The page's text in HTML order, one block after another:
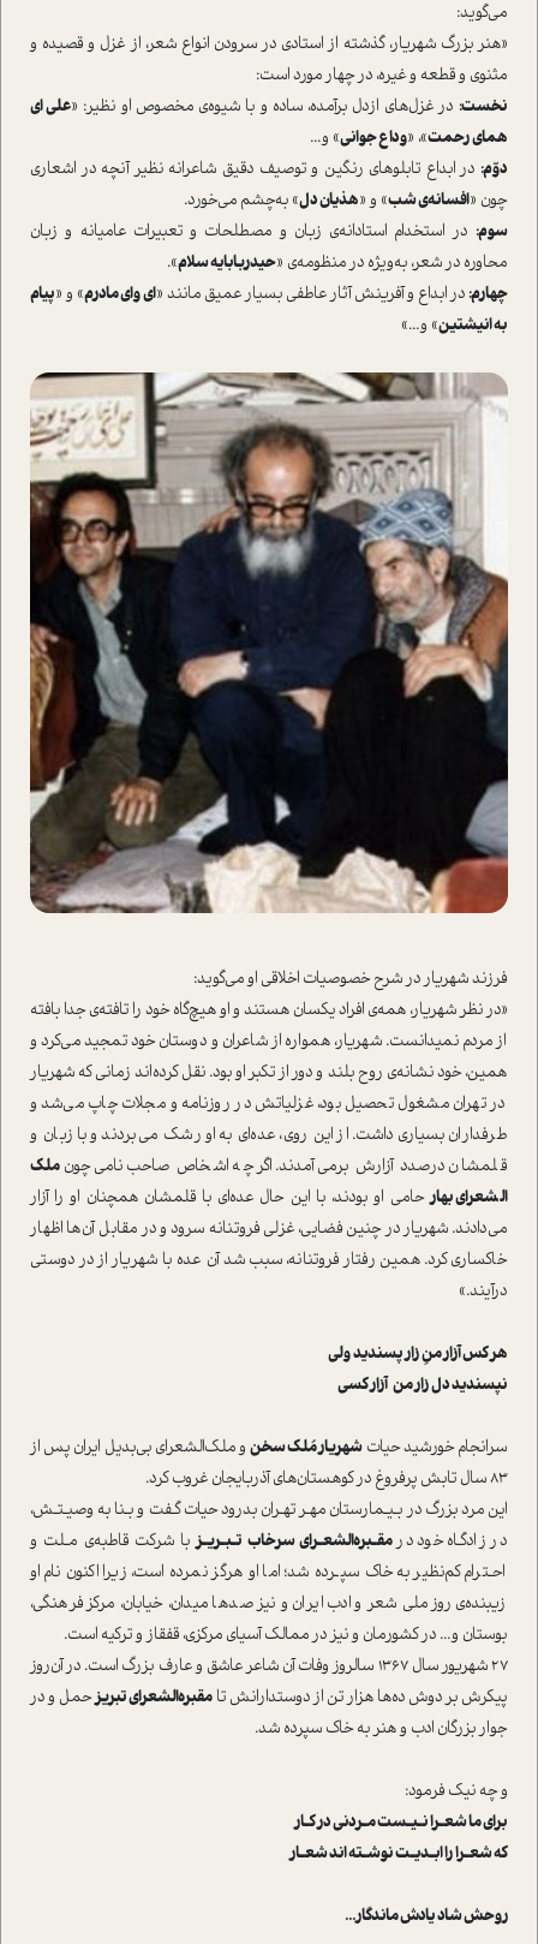
می‌گوید:
«هنر بزرگ شهریار، گذشته از استادی در سرودن انواع شعر، از غزل و قصیده و
مثنوی و قطعه و غیره، در چهار مورد است:
نخست: در غزل‌های ازدل‌ برآمده، ساده و با شیوه‌ی مخصوص او نظیر: «علی‌ ای
همای رحمت»، «وداع جوانی» و...
دوّم: در ابداع تابلوهای رنگین و توصیف دقیق شاعرانه نظیر آنچه در اشعاری
چون «افسانه‌ی شب» و «هذیان دل» به‌چشم می‌خورد.
سوم: در استخدام استادانه‌ی زبان و مصطلحات و تعبیرات عامیانه و زبان
محاوره در شعر، به‌ویژه در منظومه‌ی «حیدربابایه سلام».
چهارم:در ابداع و آفرینش آثار عاطفی بسیار عمیق مانند «ای وای مادرم» و «پیام
به انیشتین» و...»
فرزند شهریار در شرح خصوصیات اخلاقی او می‌گوید:
«در نظر شهریار، همه‌ی افراد یکسان هستند و او هیچ‌گاه خود را تافته‌ی جدا بافته
از مردم نمی‏دانست. شهریار، همواره از شاعران و دوستان خود تمجید می‏‌کرد و
همین، خود نشانه‌ی روح بلند و دور از تکبر او بود. نقل کرده‌‏اند زمانی که شهریار
در تهران مشغول تحصیل بود، غزلیاتش در روزنامه و مجلات چاپ می‌‏شد و
طرفداران بسیاری داشت. از این روی، عده‌‏ای به او رشک می‌بردند و با زبان و
قلمشان درصدد آزارش برمی‌‏آمدند. اگر چه اشخاص صاحب‌نامی چون ملک
الشعرای بهارحامی او بودند، با این حال عده‌‏ای با قلمشان همچنان او را آزار
می‌‏دادند. شهریار در چنین فضایی، غزلی فروتنانه سرود و در مقابل آن‌ها اظهار
خاکساری کرد. همین رفتار فروتنانه، سبب شد آن عده با شهریار از در دوستی
درآیند.»
هر کس آزار منِ زار پسندید ولی
نپسندید دل زار من آزار کسی
سرانجام خورشید حیات شهریار مُلک سخنو ملک‌الشعرای بی‌بدیل ایران پس از
۸۳ سال تابش پرفروغ در کوهستان‌های آذربایجان غروب کرد.
این مرد بزرﮒ در بـیـمارستان مهـر تهـران بدرود حیات گـفت و بـنا به وصیـتـش،
در زادگـاه خود درمقـبره‌الشعـرای سرخاب تـبـریـزبا شرکت قاطبه‌ی مـلت و
احـترام کم‌نظیر به خاک سپـرده شد؛ اما او هرگز نمرده است، زیرا اکنون نام او
زیبنده‌ی روز ملی شعر و ادب ایران و نیز صدها میدان، خیابان، مرکز فرهنگی،
بوستان و... در کشورمان و نیز در ممالک آسیای مرکزی، قفقاز و ترکیه است.
27 شهریور سال 1367 سالروز وفات آن شاعر عاشق و عارف بزرگ است. در آن‌روز
پیکرش بر دوش ده‌ها هزار تن از دوستدارانش تامقبره‌الشعرای تبریزحمل و در
جوار بزرگان ادب و هنر به خاک سپرده شد.
و چه نیک فرمود:
برای ما شعـرا نـیـست مـردنی در کـار
که شعـرا را ابـدیـت نوشـته اند شعـار
روحش شاد یادش ماندگار...